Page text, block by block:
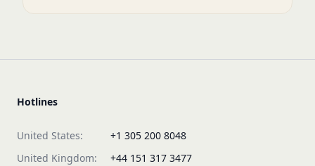
Hotlines
United States:
+1 305 200 8048
United Kingdom:
+44 151 317 3477